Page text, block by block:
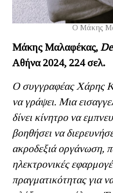
O Μάκης
Μάκης Μαλαφέκας,
Αθήνα 2024, 224 σελ.
Ο συγγραφέας Χάρης
να γράψει. Μια
δίνει κίνητρο να
βοηθήσει να
ακροδεξιά οργάνωση,
ηλεκτρονικές
πραγματικότητας για